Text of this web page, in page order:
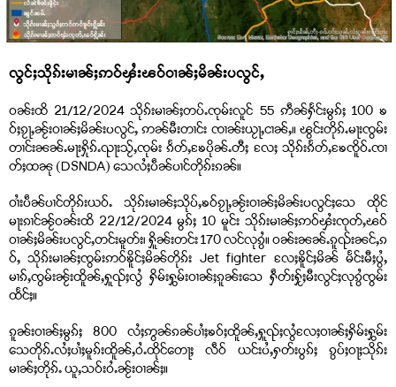
လွင်ႈသိုၵ်းမၢၼ်ႈဢဝ်ၾႆးၽဝ်ဝၢၼ်ႈမိၼ်းပလွင်ႇ
ဝၼ်းထိ 21/12/2024 သိုၵ်းမၢၼ်ႈတပ်ႉၸုမ်းလူင် 55 ဢဵၼ်ႁႅင်းမွၵ်ႈ 100 ၶ
ဝ်ႈၵႂႃႇၼႂ်းဝၢၼ်ႈမိၼ်းပလွင်ႇ ဢၼ်မီးတၢင်း ၸၢၼ်းယႂႃႇငၢၼ်ႇ။ ၽွင်းတိုၵ်ႉမႃးၸွမ်း
တၢင်းၼၼ်ႉမႃးႁိုၵ်ႉၺႃးသႂ်ႇၸုမ်း ၵႅတ်ႇၶႄပိုၼ်ႉတီႈ လႄႈ သိုၵ်းၵႅတ်ႇၶႄၸိူဝ်ႉၸၢ
တ်ႈထၼု (DSNDA) သေလႆႈပဵၼ်ပၢင်တိုၵ်းၵၼ်။
ဝၢႆးပဵၼ်ပၢင်တိုၵ်းယဝ်ႉ သိုၵ်းမၢၼ်ႈသိုပ်ႇၶဝ်ၵႂႃႇၼႂ်းဝၢၼ်ႈမိၼ်းပလွင်ႈသေ ထိုင်
မႃးၵၢင်ၼႂ်ဝၼ်းထိ 22/12/2024 မွၵ်ႈ 10 မူင်း သိုၵ်းမၢၼ်ႈဢဝ်ၾႆးၸုတ်ႇၽဝ်
ဝၢၼ်ႈမိၼ်းပလွင်ႇတင်းမူတ်း၊ ႁိူၼ်းတင်း 170 လင်လုၵွႆ။ ဝၼ်းၼၼ်ႉၵူၺ်းၼင်ႇၵ
ဝ်ႇ သိုၵ်းမၢၼ်ႈၸွမ်းဢဝ်ၶိူင်ႈမိၼ်တိုၵ်း Jet fighter လႄႈၶိူင်ႈမိၼ် မႅင်းမီႈပွႆႇ
မၢၵ်ႇၸွမ်းၼႂ်းထိူၼ်ႇႁူၺ်ႈလွႆ ႁိမ်းႁွမ်းဝၢၼ်ႈၵူၼ်းသေ ႁဵတ်းႁႂ်ႈမီးလွင်ႈလုၵွႆၸွမ်း
ထႅင်ႈ။
ၵူၼ်းဝၢၼ်ႈမွၵ်ႈ 800 လႆႈဢွၼ်ၵၼ်ပၢႆႈၶဝ်ႈထိူၼ်ႇႁူၺ်ႈလွႆလႄႈဝၢၼ်ႈႁိမ်းႁွမ်း
သေတိုၵ်ႉလႆႈပၢႆႈမူၵ်းထိူၼ်ႇဝႆႉထိုင်တေႃႈ လဵဝ် ယင်းပႆႇႁတ်းပွၵ်ႈ ၵွပ်ႈဝႃႈသိုၵ်း
မၢၼ်ႈတိုၵ်ႉ ယူႇသဝ်းဝႆႉၼႂ်းဝၢၼ်ႈ။